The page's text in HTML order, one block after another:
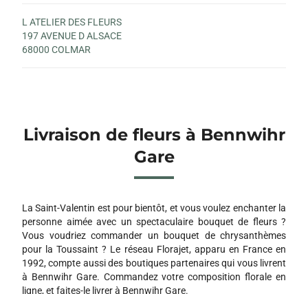
L ATELIER DES FLEURS
197 AVENUE D ALSACE
68000 COLMAR
Livraison de fleurs à Bennwihr
Gare
La Saint-Valentin est pour bientôt, et vous voulez enchanter la
personne aimée avec un spectaculaire bouquet de fleurs ?
Vous voudriez commander un bouquet de chrysanthèmes
pour la Toussaint ? Le réseau Florajet, apparu en France en
1992, compte aussi des boutiques partenaires qui vous livrent
à Bennwihr Gare. Commandez votre composition florale en
ligne, et faites-le livrer à Bennwihr Gare.